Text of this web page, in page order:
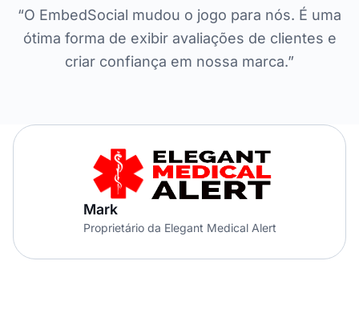
“O EmbedSocial mudou o jogo para nós. É uma
ótima forma de exibir avaliações de clientes e
criar confiança em nossa marca.”
Mark
Proprietário da Elegant Medical Alert